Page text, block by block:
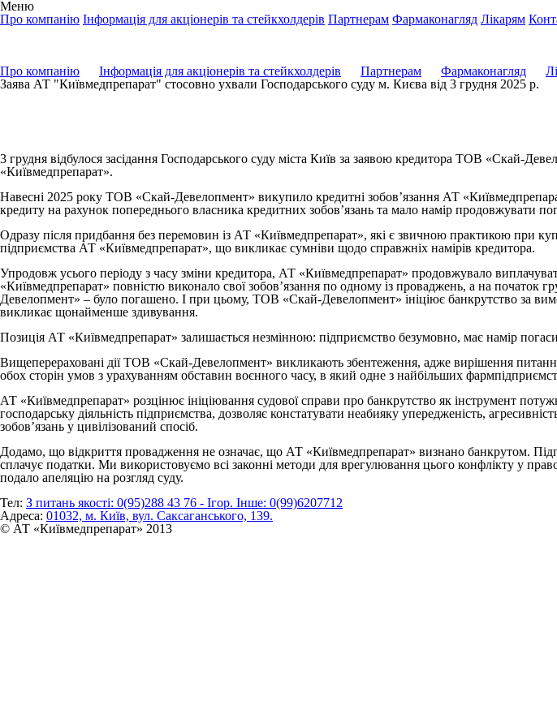
Меню
Про компанію Інформація для акціонерів та стейкхолдерів Партнерам Фармаконагляд Лікарям
Про компанію Інформація для акціонерів та стейкхолдерів Партнерам Фармаконагляд
Заява АТ "Київмедпрепарат" стосовно ухвали Господарського суду м. Києва від 3 грудня 2025 р.
3 грудня відбулося засідання Господарського суду міста Київ за заявою кредитора ТОВ «Скай-
«Київмедпрепарат».
Навесні 2025 року ТОВ «Скай-Девелопмент» викупило кредитні зобов’язання АТ
кредиту на рахунок попереднього власника кредитних зобов’язань та мало намір продовжувати
Одразу після придбання без перемовин із АТ «Київмедпрепарат», які є звичною практикою при
підприємства АТ «Київмедпрепарат», що викликає сумніви щодо справжніх намірів кредитора.
Упродовж усього періоду з часу зміни кредитора, АТ «Київмедпрепарат» продовжувало
«Київмедпрепарат» повністю виконало свої зобов’язання по одному із проваджень, а на
Девелопмент» – було погашено. І при цьому, ТОВ «Скай-Девелопмент» ініціює банкрутство за
викликає щонайменше здивування.
Позиція АТ «Київмедпрепарат» залишається незмінною: підприємство безумовно, має намір
Вищеперераховані дії ТОВ «Скай-Девелопмент» викликають збентеження, адже вирішення
обох сторін умов з урахуванням обставин воєнного часу, в який одне з найбільших
АТ «Київмедпрепарат» розцінює ініціювання судової справи про банкрутство як інструмент
господарську діяльність підприємства, дозволяє констатувати неабияку упередженість,
зобов’язань у цивілізований спосіб.
Додамо, що відкриття провадження не означає, що АТ «Київмедпрепарат» визнано банкрутом.
сплачує податки. Ми використовуємо всі законні методи для врегулювання цього конфлікту у
подало апеляцію на розгляд суду.
Тел: З питань якості: 0(95)288 43 76 - Ігор. Інше: 0(99)6207712
Адреса: 01032, м. Київ, вул. Саксаганського, 139.
© АТ «Київмедпрепарат» 2013